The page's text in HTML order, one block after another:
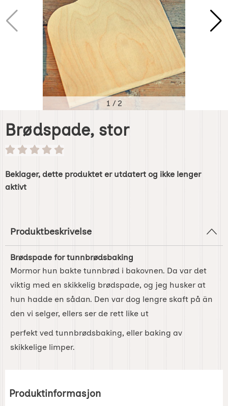
1 / 2
Brødspade, stor
Beklager, dette produktet er utdatert og ikke lenger
aktivt
Produktbeskrivelse
Brødspade for tunnbrødsbaking
Mormor hun bakte tunnbrød i bakovnen. Da var det
viktig med en skikkelig brødspade, og jeg husker at
hun hadde en sådan. Den var dog lengre skaft på än
den vi selger, ellers ser de rett like ut
perfekt ved tunnbrødsbaking, eller baking av
skikkelige limper.
Produktinformasjon